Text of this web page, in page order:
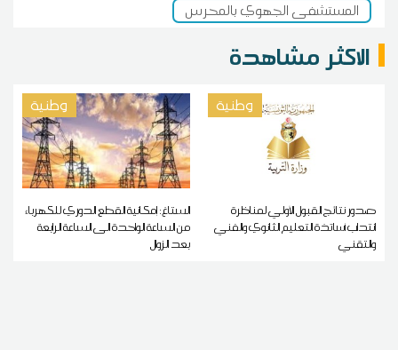
المستشفى الجهوي بالمحرس
الاكثر مشاهدة
وطنية
صدور نتائج القبول الأولي لمناظرة
انتداب أساتذة التعليم الثانوي والفني
والتقني
وطنية
الستاغ: إمكانية القطع الدوري للكهرباء
من الساعة الواحدة الى الساعة الرابعة
بعد الزوال